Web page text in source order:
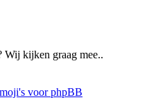
Wij kijken graag mee..
voor phpBB